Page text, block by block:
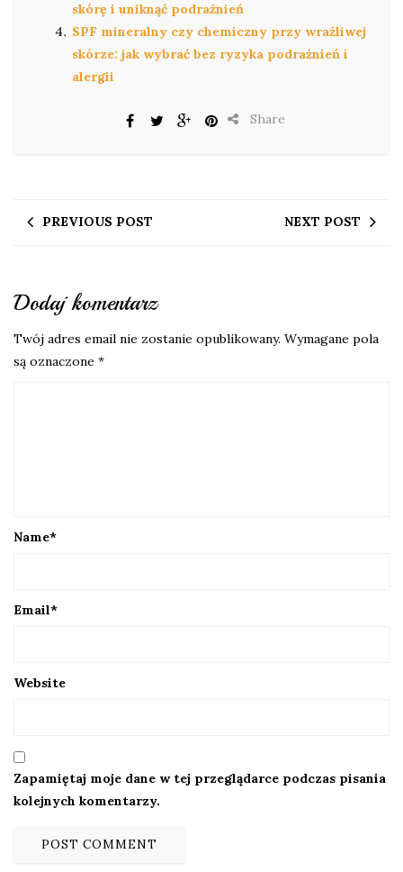
skórę i uniknąć podrażnień
SPF mineralny czy chemiczny przy wrażliwej
skórze: jak wybrać bez ryzyka podrażnień i
alergii
Share
PREVIOUS POST NEXT POST
Dodaj komentarz
Twój adres email nie zostanie opublikowany. Wymagane pola
są oznaczone *
Name*
Email*
Website
Zapamiętaj moje dane w tej przeglądarce podczas pisania
kolejnych komentarzy.